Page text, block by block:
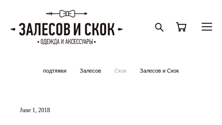
подтяжки Залесов Скок Залесов и Скок
June 1, 2018